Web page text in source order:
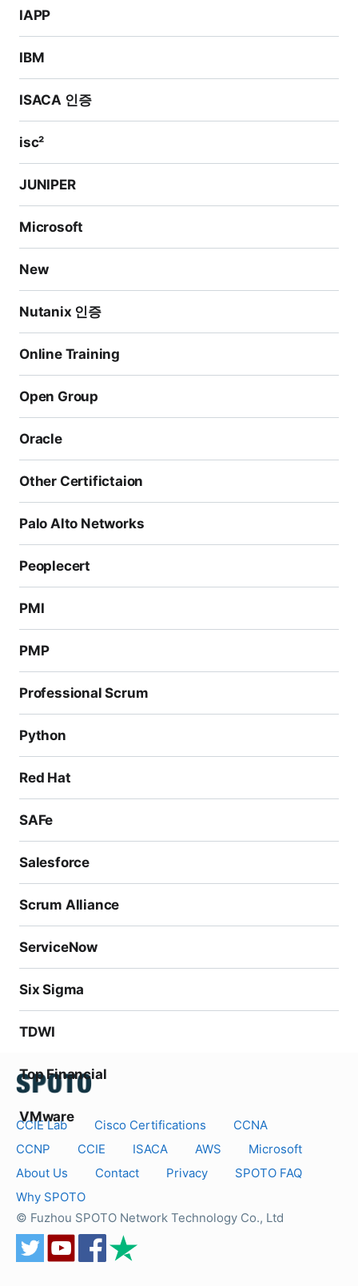
IAPP
IBM
ISACA 인증
isc²
JUNIPER
Microsoft
New
Nutanix 인증
Online Training
Open Group
Oracle
Other Certifictaion
Palo Alto Networks
Peoplecert
PMI
PMP
Professional Scrum
Python
Red Hat
SAFe
Salesforce
Scrum Alliance
ServiceNow
Six Sigma
TDWI
Top Financial
VMware
CCIE Lab Cisco Certifications
CCNA
CCNP
CCIE ISACA AWS
Microsoft
About Us
Contact Privacy
SPOTO FAQ
Why SPOTO
© Fuzhou SPOTO Network Technology Co., Ltd